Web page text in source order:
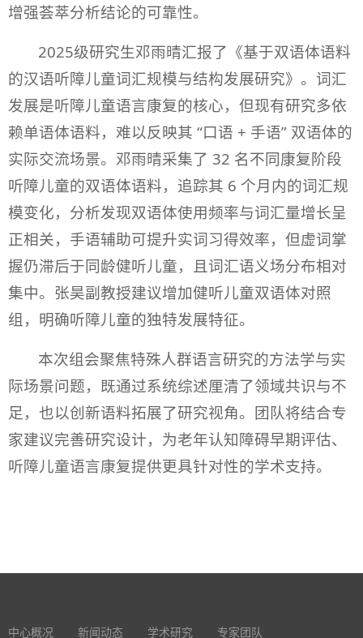
增强荟萃分析结论的可靠性。
2025级研究生邓雨晴汇报了《基于双语体语料
的汉语听障儿童词汇规模与结构发展研究》。词汇
发展是听障儿童语言康复的核心，但现有研究多依
赖单语体语料，难以反映其 “口语 + 手语” 双语体的
实际交流场景。邓雨晴采集了 32 名不同康复阶段
听障儿童的双语体语料，追踪其 6 个月内的词汇规
模变化，分析发现双语体使用频率与词汇量增长呈
正相关，手语辅助可提升实词习得效率，但虚词掌
握仍滞后于同龄健听儿童，且词汇语义场分布相对
集中。张昊副教授建议增加健听儿童双语体对照
组，明确听障儿童的独特发展特征。
本次组会聚焦特殊人群语言研究的方法学与实
际场景问题，既通过系统综述厘清了领域共识与不
足，也以创新语料拓展了研究视角。团队将结合专
家建议完善研究设计，为老年认知障碍早期评估、
听障儿童语言康复提供更具针对性的学术支持。
中心概况 新闻动态 学术研究 专家团队